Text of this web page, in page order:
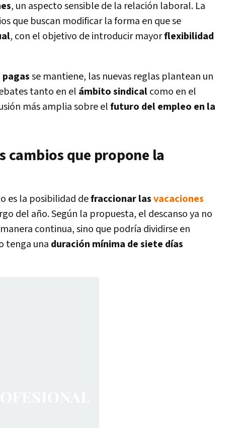
, un aspecto sensible de la relación laboral. La
que buscan modificar la forma en que se
, con el objetivo de introducir mayorflexibilidad
se mantiene, las nuevas reglas plantean un
tanto en el ámbito sindicalcomo en el
más amplia sobre elfuturo del empleo en la
cambios que propone la
es la posibilidad defraccionar lasvacaciones
del año. Según la propuesta, el descanso ya no
continua, sino que podría dividirse en
tenga una duración mínima de siete días